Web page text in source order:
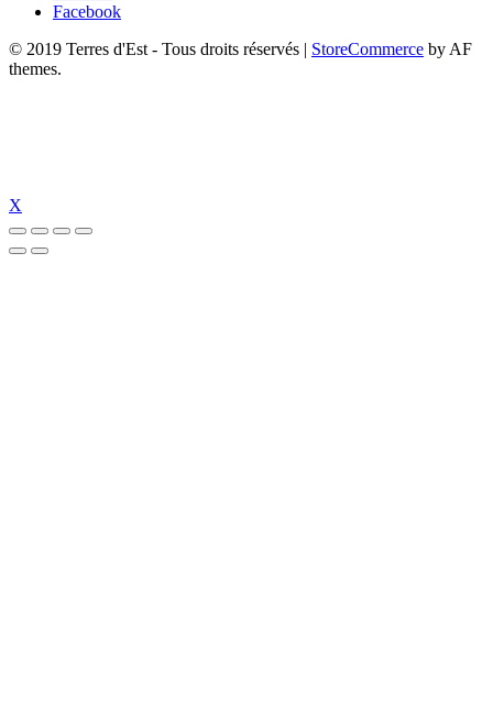
Facebook
© 2019 Terres d'Est - Tous droits réservés
StoreCommerce by AF
themes.
X